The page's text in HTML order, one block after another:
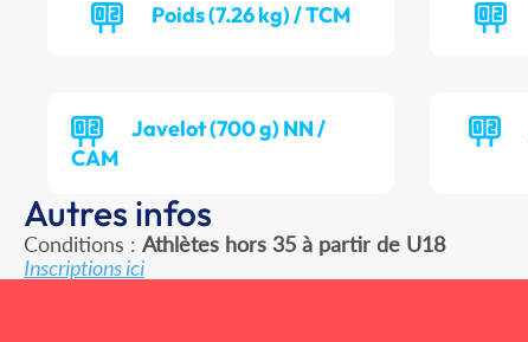
Poids (7.26 kg) / TCM
Javelot (700 g) NN /
CAM
Autres infos
Conditions : Athlètes hors 35 à partir de U18
Inscriptions ici